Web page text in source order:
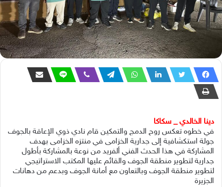
دينا الخالدي _ سكاكا
في خطوه تعكس روح الدمج والتمكين قام نادي ذوي الإعاقة بالجوف
جولة استكشافية إلى جدارية الخزامى في منتزه الخزامى بهدف
المشاركة في هذا الحدث الفني ألفريد من نوعة بالمشاركة بأطول
جدارية لتطوير منطقة الجوف والقائم عليها المكتب الاستراتيجي
لتطوير منطقة الجوف وبالتعاون مع أمانة الجوف وبدعم من دهانات
الجزيرة